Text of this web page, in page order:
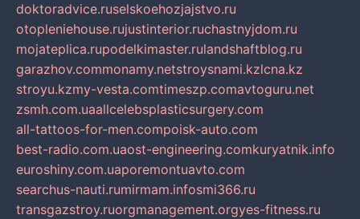
doktoradvice.ruselskoehozjajstvo.ru
otopleniehouse.rujustinterior.ruchastnyjdom.ru
mojateplica.rupodelkimaster.rulandshaftblog.ru
garazhov.commonamy.netstroysnami.kzlcna.kz
stroyu.kzmy-vesta.comtimeszp.comavtoguru.net
zsmh.com.uaallcelebsplasticsurgery.com
all-tattoos-for-men.compoisk-auto.com
best-radio.com.uaost-engineering.comkuryatnik.info
euroshiny.com.uaporemontuavto.com
searchus-nauti.rumirmam.infosmi366.ru
transgazstroy.ruorgmanagement.orgyes-fitness.ru